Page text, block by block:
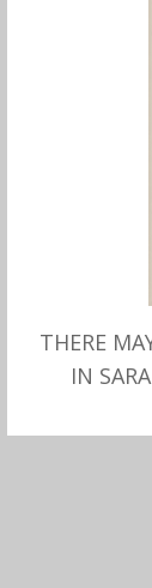
THERE
IN
MITMEID
MÜTS